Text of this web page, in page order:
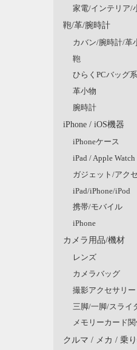
家電/インテリア/
鞄/革/腕時計
カバン/腕時計/革
鞄
ひらくPCバッグ系
革小物
腕時計
iPhone / iOS機器
iPhoneケース
iPad / Apple Watch
ガジェット/アク
iPad/iPhone/iPod
携帯/モバイル
iPhone
カメラ用品/機材
レンズ
カメラバッグ
撮影アクセサリー
三脚/一脚/スライ
メモリーカード
クルマ / メカ / 乗